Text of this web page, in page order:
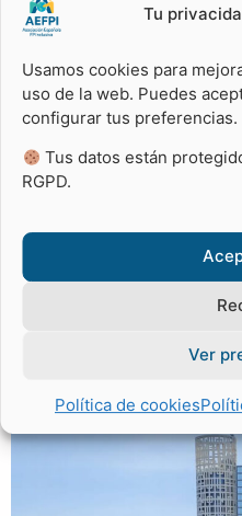
Tu
Usamos cookies para
uso de la web. Puedes
configurar tus preferencias.
Tus datos están
RGPD.
Ver
Política de cookies
La colaboración entre
que laFormación
para construir un futuro
Desde
AEFPI
estamos
será un gran éxito gracias
nuevos profesionales,
Formación
oportunidades para el